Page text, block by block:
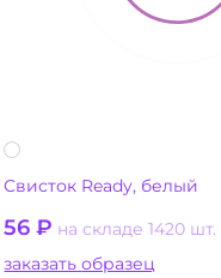
Свисток Ready, белый
56 ₽ на складе 1420 шт.
заказать образец